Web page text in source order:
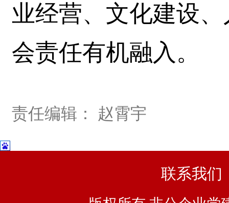
业经营、文化建设
会责任有机融入。
责任编辑： 赵霄宇
联系我们